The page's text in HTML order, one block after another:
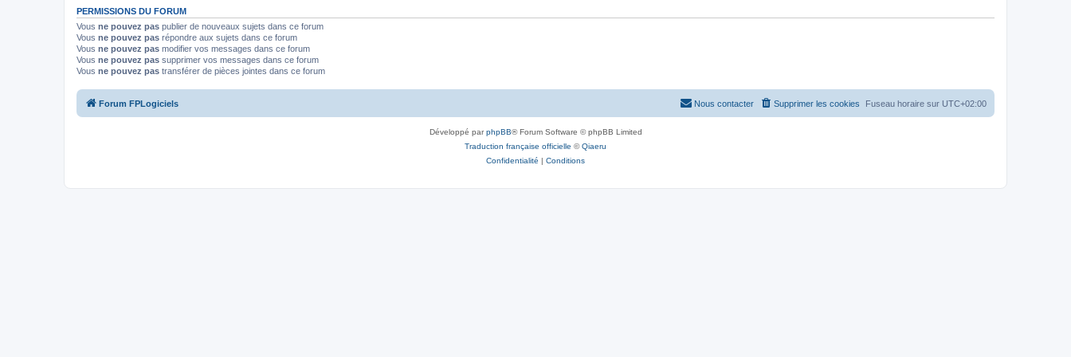
PERMISSIONS DU FORUM
Vous ne pouvez pas publier de nouveaux sujets dans ce forum
Vous ne pouvez pas répondre aux sujets dans ce forum
Vous ne pouvez pas modifier vos messages dans ce forum
Vous ne pouvez pas supprimer vos messages dans ce forum
Vous ne pouvez pas transférer de pièces jointes dans ce forum
Forum FPLogiciels Fuseau horaire sur UTC+02:00
Supprimer les cookies
Nous contacter
Développé parphpBB® Forum Software © phpBB Limited
Traduction française officielle ©Qiaeru
Confidentialité | Conditions